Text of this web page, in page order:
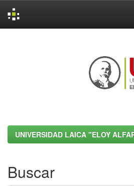
UNIVERSIDAD LAICA "ELOY
Buscar